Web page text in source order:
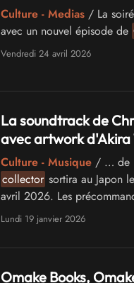
Culture - Medias/ La
avec un nouvel épisode de
Vendredi 24 avril 2026
La soundtrack de
avec artwork d'Akira
Culture - Musique/ … de
collector sortira au Japon
avril 2026. Les
Square Enix Store …
Lundi 19 janvier 2026
Omake Books,